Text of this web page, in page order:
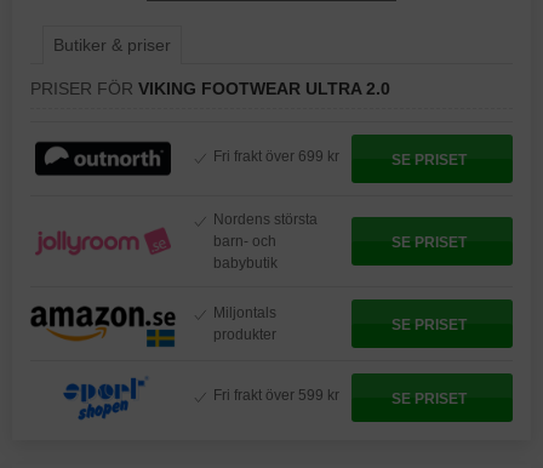
Butiker & priser
PRISER FÖR VIKING FOOTWEAR ULTRA 2.0
Fri frakt över 699 kr SE PRISET
Nordens största
barn- och
babybutik
SE PRISET
Miljontals
produkter
SE PRISET
Fri frakt över 599 kr SE PRISET